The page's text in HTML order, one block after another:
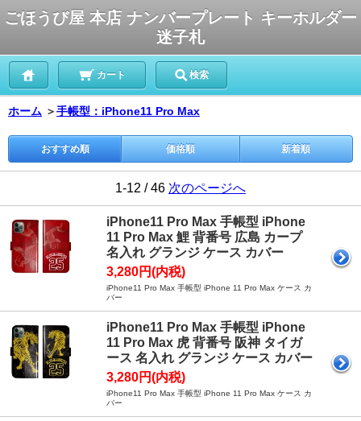
ごほうび屋 本店 ナンバープレート キーホルダー
迷子札
カート 検索
ホーム ＞手帳型：iPhone11 Pro Max
おすすめ順 価格順 新着順
1-12 / 46 次のページへ
iPhone11 Pro Max 手帳型 iPhone
11 Pro Max 鯉 背番号 広島 カープ
名入れ グランジ ケース カバー
3,280円(内税)
iPhone11 Pro Max 手帳型 iPhone 11 Pro Max ケース カ
バー
iPhone11 Pro Max 手帳型 iPhone
11 Pro Max 虎 背番号 阪神 タイガ
ース 名入れ グランジ ケース カバー
3,280円(内税)
iPhone11 Pro Max 手帳型 iPhone 11 Pro Max ケース カ
バー